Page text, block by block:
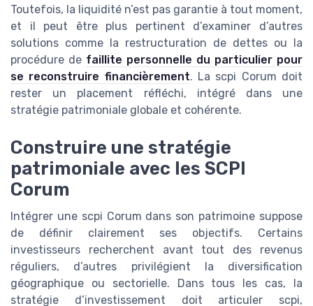
Toutefois, la liquidité n’est pas garantie à tout moment,
et il peut être plus pertinent d’examiner d’autres
solutions comme la restructuration de dettes ou la
procédure de faillite personnelle du particulier pour
se reconstruire financièrement. La scpi Corum doit
rester un placement réfléchi, intégré dans une
stratégie patrimoniale globale et cohérente.
Construire une stratégie
patrimoniale avec les SCPI
Corum
Intégrer une scpi Corum dans son patrimoine suppose
de définir clairement ses objectifs. Certains
investisseurs recherchent avant tout des revenus
réguliers, d’autres privilégient la diversification
géographique ou sectorielle. Dans tous les cas, la
stratégie d’investissement doit articuler scpi,